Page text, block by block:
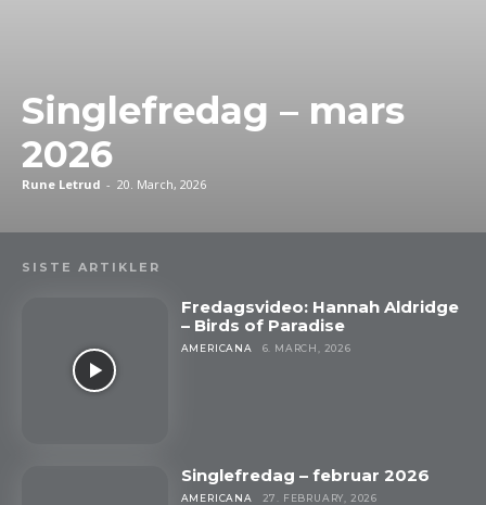
Singlefredag – mars
2026
Rune Letrud - 20. March, 2026
SISTE ARTIKLER
Fredagsvideo: Hannah Aldridge
– Birds of Paradise
AMERICANA 6. MARCH, 2026
Singlefredag – februar 2026
AMERICANA 27. FEBRUARY, 2026